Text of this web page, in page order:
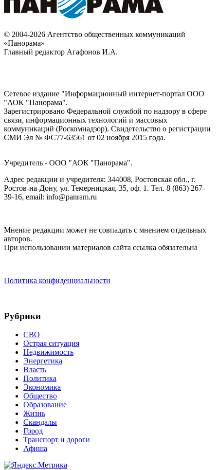
© 2004-2026 Агентство общественных коммуникаций
«Панорама»
Главный редактор Агафонов И.А.
Сетевое издание "Информационный интернет-портал ООО
"АОК "Панорама".
Зарегистрировано Федеральной службой по надзору в сфере
связи, информационных технологий и массовых
коммуникаций (Роскомнадзор). Cвидетельство о регистрации
СМИ Эл № ФС77-63561 от 02 ноября 2015 года.
Учредитель - ООО "АОК "Панорама".
Адрес редакции и учредителя: 344008, Ростовская обл., г.
Ростов-на-Дону, ул. Темерницкая, 35, оф. 1. Тел. 8 (863) 267-
39-16, email: info@panram.ru
Мнение редакции может не совпадать с мнением отдельных
авторов.
При использовании материалов сайта ссылка обязательна
Политика конфиденциальности
Рубрики
СВО
Острая ситуация
Недвижимость
Энергетика
Власть
Политика
Экономика
Общество
Образование
Жизнь
Скандалы
Город
Транспорт и дороги
Афиша